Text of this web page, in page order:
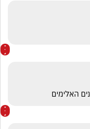
האלימים